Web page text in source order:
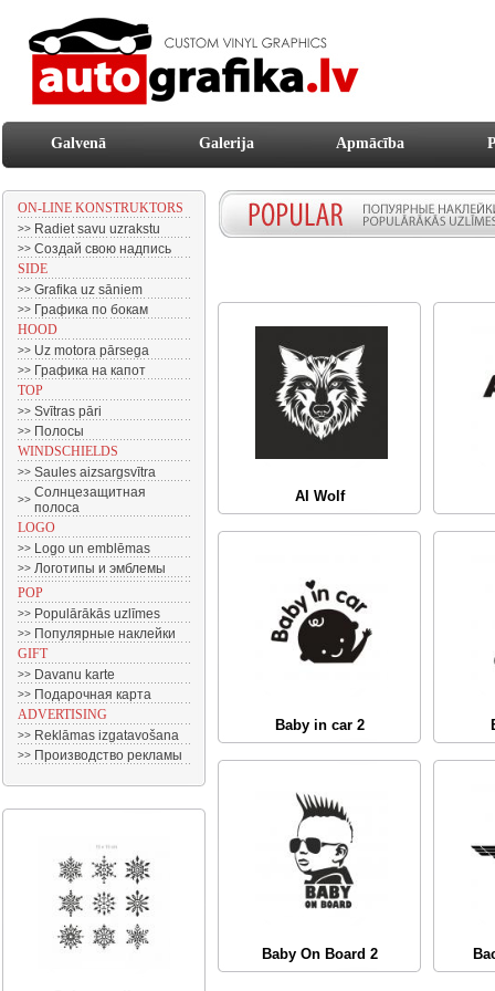
Galvenā Galerija Apmācība
ON-LINE KONSTRUKTORS
>> Radiet savu uzrakstu
>> Создай свою надпись
SIDE
>> Grafika uz sāniem
>> Графика по бокам
HOOD
>> Uz motora pārsega
>> Графика на капот
TOP
>> Svītras pāri
>> Полосы
WINDSCHIELDS
>> Saules aizsargsvītra
>> Солнцезащитная
полоса
LOGO
>> Logo un emblēmas
>> Логотипы и эмблемы
POP
>> Populārākās uzlīmes
>> Популярные наклейки
GIFT
>> Davanu karte
>> Подарочная карта
ADVERTISING
>> Reklāmas izgatavošana
>> Производство рекламы
AI Wolf
Baby in car 2
Baby On Board 2